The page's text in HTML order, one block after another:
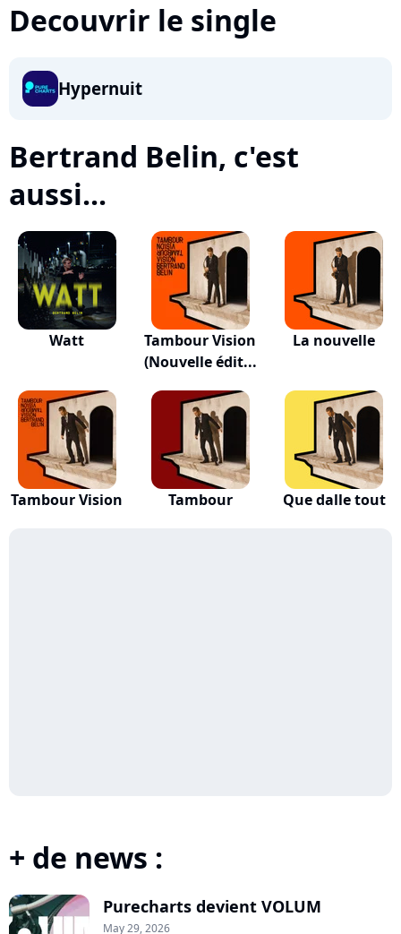
Decouvrir le single
Hypernuit
Bertrand Belin, c'est
aussi...
Watt
Tambour Vision
(Nouvelle édit...
La nouvelle
Tambour Vision Tambour Que dalle tout
+ de news :
Purecharts devient VOLUM
May 29, 2026